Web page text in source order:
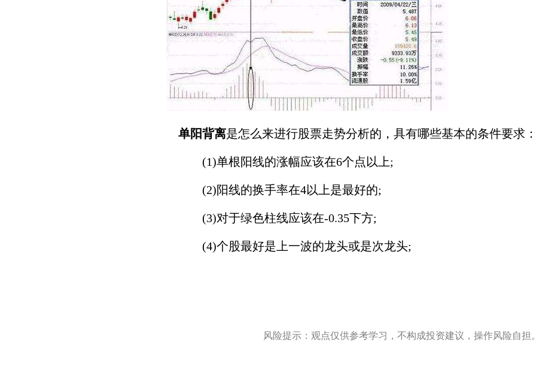
单阳背离是怎么来进行股票走势分析的，具有哪些基本的条件要求：
(1)单根阳线的涨幅应该在6个点以上;
(2)阳线的换手率在4以上是最好的;
(3)对于绿色柱线应该在-0.35下方;
(4)个股最好是上一波的龙头或是次龙头;
风险提示：观点仅供参考学习，不构成投资建议，操作风险自担。